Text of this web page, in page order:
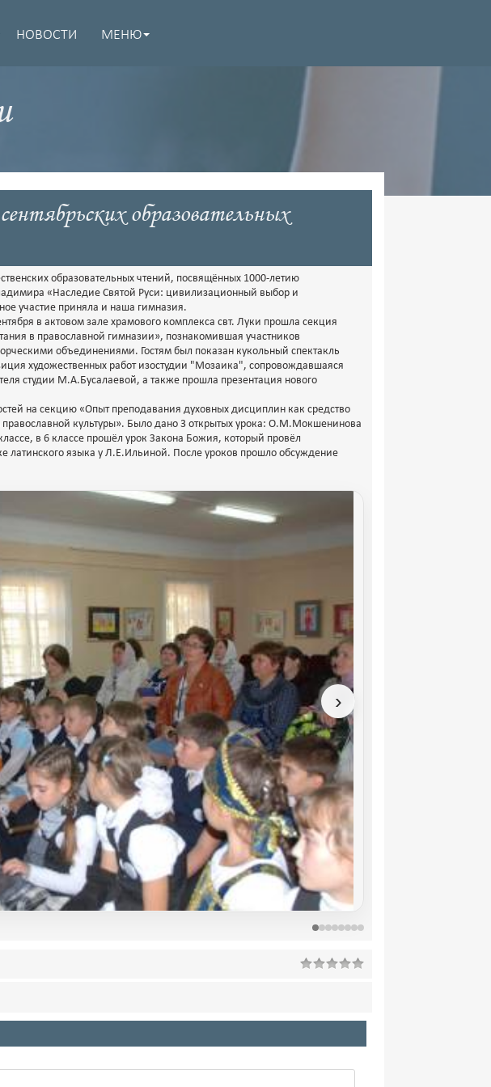
НОВОСТИ МЕНЮ
образовательных
образовательных чтений, посвящённых 1000-летию
«Наследие Святой Руси: цивилизационный выбор и
участие приняла и наша гимназия.
в актовом зале храмового комплекса свт. Луки прошла секция
в православной гимназии», познакомившая участников
объединениями. Гостям был показан кукольный спектакль
художественных работ изостудии "Мозаика", сопровождавшаяся
студии М.А.Бусалаевой, а также прошла презентация нового
на секцию «Опыт преподавания духовных дисциплин как средство
культуры». Было дано 3 открытых урока: О.М.Мокшенинова
в 6 классе прошёл урок Закона Божия, который провёл
латинского языка у Л.Е.Ильиной. После уроков прошло обсуждение
›